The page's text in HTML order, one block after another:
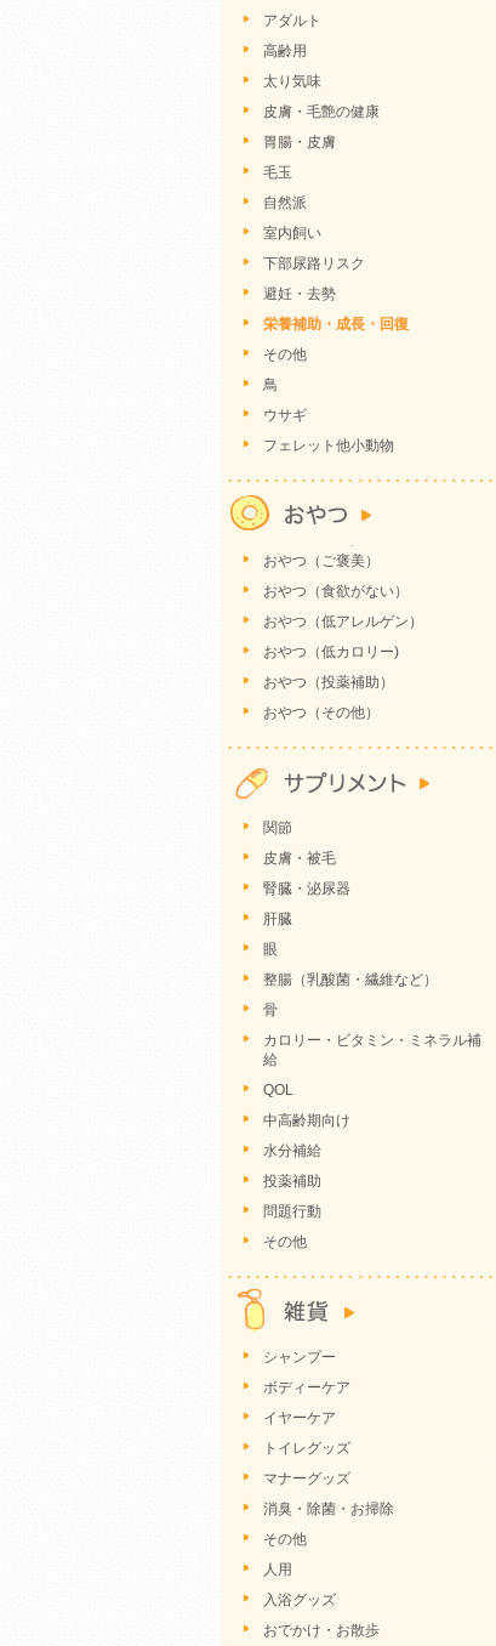
アダルト
高齢用
太り気味
皮膚・毛艶の健康
胃腸・皮膚
毛玉
自然派
室内飼い
下部尿路リスク
避妊・去勢
栄養補助・成長・回復
その他
鳥
ウサギ
フェレット他小動物
おやつ（ご褒美）
おやつ（食欲がない）
おやつ（低アレルゲン）
おやつ（低カロリー)
おやつ（投薬補助）
おやつ（その他）
関節
皮膚・被毛
腎臓・泌尿器
肝臓
眼
整腸（乳酸菌・繊維など）
骨
カロリー・ビタミン・ミネラル補
給
QOL
中高齢期向け
水分補給
投薬補助
問題行動
その他
シャンプー
ボディーケア
イヤーケア
トイレグッズ
マナーグッズ
消臭・除菌・お掃除
その他
人用
入浴グッズ
おでかけ・お散歩